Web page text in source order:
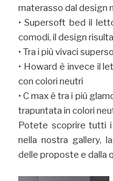
materasso dal design
• Supersoft bed il
comodi, il design
• Tra i più vivaci
• Howard è invece il
con colori neutri
• C max è tra i più
trapuntata in colori
Potete scoprire tutti
nella nostra gallery,
delle proposte e dalla